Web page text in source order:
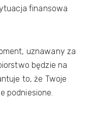
finansowa
uznawany za
będzie na
to, że Twoje
podniesione.